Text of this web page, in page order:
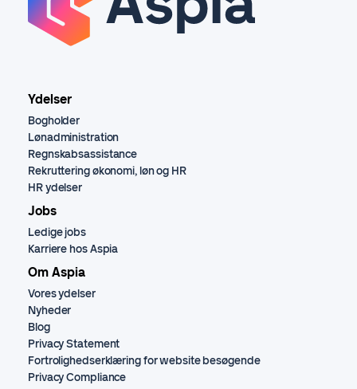
Ydelser
Bogholder
Lønadministration
Regnskabsassistance
Rekruttering økonomi, løn og HR
HR ydelser
Jobs
Ledige jobs
Karriere hos Aspia
Om Aspia
Vores ydelser
Nyheder
Blog
Privacy Statement
Fortrolighedserklæring for website besøgende
Privacy Compliance